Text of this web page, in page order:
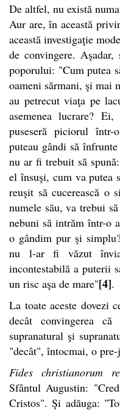
De altfel, nu există
Aur are, în această
această investigaţie
de convingere.
poporului: "Cum putea
oameni sărmani, şi mai
au petrecut viaţa pe
asemenea lucrare?
puseseră piciorul
puteau gândi să
nu ar fi trebuit să
el însuşi, cum va putea
reuşit să cucerească o
numele său, va trebui
nebuni să intrăm într-o
o gândim pur şi
nu l-ar fi văzut
incontestabilă a puterii
un risc aşa de mare"[4].
La toate aceste dovezi
decât convingerea
supranatural şi
"decât", întocmai, o
Fides christianorum
Sfântul Augustin:
Cristos". Şi adăuga: